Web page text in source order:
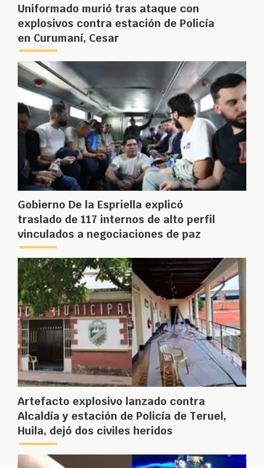
Uniformado murió tras ataque con
explosivos contra estación de Policía
en Curumaní, Cesar
Gobierno De la Espriella explicó
traslado de 117 internos de alto perfil
vinculados a negociaciones de paz
Artefacto explosivo lanzado contra
Alcaldía y estación de Policía de Teruel,
Huila, dejó dos civiles heridos